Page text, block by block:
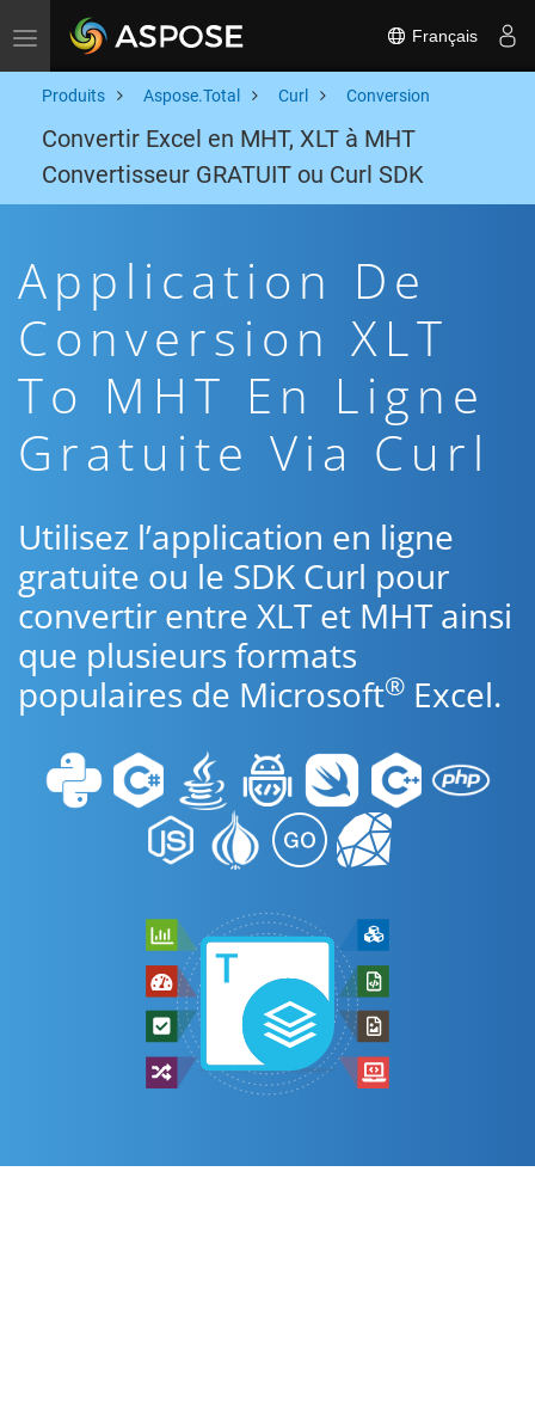
Toggle navigation Français
Produits Aspose.Total Curl Conversion
Convertir Excel en MHT, XLT à MHT
Convertisseur GRATUIT ou Curl SDK
Application De
Conversion XLT
To MHT En Ligne
Gratuite Via Curl
Utilisez l’application en ligne
gratuite ou le SDK Curl pour
convertir entre XLT et MHT ainsi
que plusieurs formats
populaires de Microsoft® Excel.